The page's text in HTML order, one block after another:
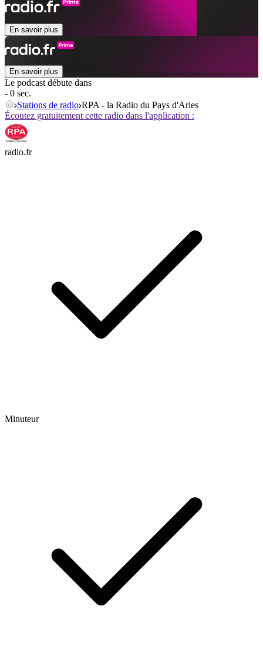
En savoir plus
En savoir plus
Le podcast débute dans
- 0 sec.
Stations de radio RPA - la Radio du Pays d'Arles
Écoutez gratuitement cette radio dans l'application :
radio.fr
Minuteur